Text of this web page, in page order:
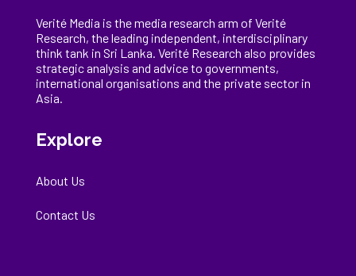
Verité Media is the media research arm of Verité
Research, theleading independent, interdisciplinary
think tank in Sri Lanka. Verité Research also provides
strategic analysis and advice to governments,
international organisations and the private sector in
Asia.
Explore
About Us
Contact Us